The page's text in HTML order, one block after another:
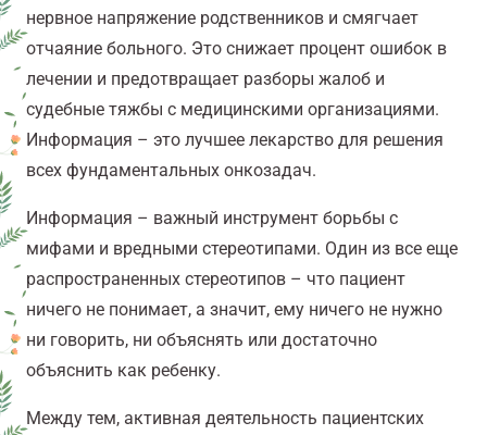
нервное напряжение родственников и смягчает
отчаяние больного. Это снижает процент ошибок в
лечении и предотвращает разборы жалоб и
судебные тяжбы с медицинскими организациями.
Информация – это лучшее лекарство для решения
всех фундаментальных онкозадач.
Информация – важный инструмент борьбы с
мифами и вредными стереотипами. Один из все еще
распространенных стереотипов – что пациент
ничего не понимает, а значит, ему ничего не нужно
ни говорить, ни объяснять или достаточно
объяснить как ребенку.
Между тем, активная деятельность пациентских